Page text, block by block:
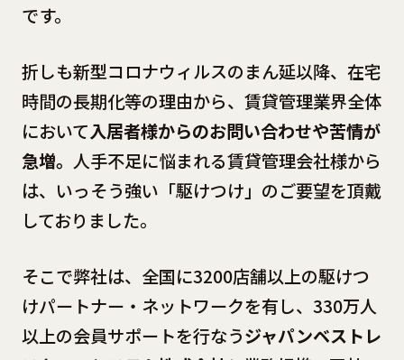
です。
折しも新型コロナウィルスのまん延以降、在宅
時間の長期化等の理由から、賃貸管理業界全体
において入居者様からのお問い合わせや苦情が
急増。 人手不足に悩まれる賃貸管理会社様から
は、いっそう強い「駆けつけ」のご要望を頂戴
しておりました。
そこで弊社は、全国に3200店舗以上の駆けつ
けパートナー・ネットワークを有し、330万人
以上の会員サポートを行なうジャパンベストレ